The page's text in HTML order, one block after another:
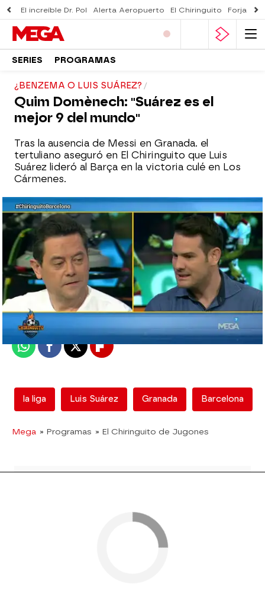
El increíble Dr. Pol Alerta Aeropuerto El Chiringuito Forjado
SERIES PROGRAMAS
¿BENZEMA O LUIS SUÁREZ?
Quim Domènech: "Suárez es el
mejor 9 del mundo"
Tras la ausencia de Messi en Granada. el
tertuliano aseguró en El Chiringuito que Luis
Suárez lideró al Barça en la victoria culé en Los
Cármenes.
mega
Madrid
Publicado:16 de febrero de 2018, 16:18
WhatsappFacebook
X Flipboard
la liga Luis Suárez Granada Barcelona
Mega » Programas » El Chiringuito de Jugones